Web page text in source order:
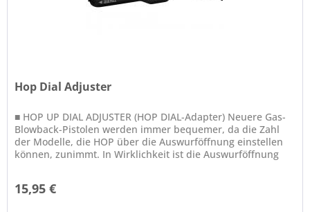
Hop Dial Adjuster
■ HOP UP DIAL ADJUSTER (HOP DIAL-Adapter) Neuere Gas-
Blowback-Pistolen werden immer bequemer, da die Zahl
der Modelle, die HOP über die Auswurföffnung einstellen
können, zunimmt. In Wirklichkeit ist die Auswurföffnung
15,95 €